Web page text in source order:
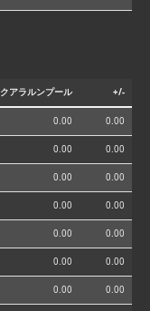
クアラルンプール +/-
0.00 0.00
0.00 0.00
0.00 0.00
0.00 0.00
0.00 0.00
0.00 0.00
0.00 0.00